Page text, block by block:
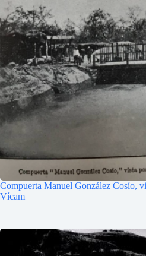
Compuerta Manuel González Cosío,
Vícam